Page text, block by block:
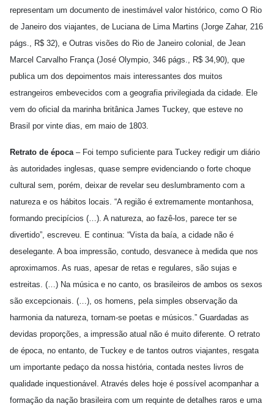
representam um documento de inestimável valor histórico, como O Rio
de Janeiro dos viajantes, de Luciana de Lima Martins (Jorge Zahar, 216
págs., R$ 32), e Outras visões do Rio de Janeiro colonial, de Jean
Marcel Carvalho França (José Olympio, 346 págs., R$ 34,90), que
publica um dos depoimentos mais interessantes dos muitos
estrangeiros embevecidos com a geografia privilegiada da cidade. Ele
vem do oficial da marinha britânica James Tuckey, que esteve no
Brasil por vinte dias, em maio de 1803.
Retrato de época – Foi tempo suficiente para Tuckey redigir um diário
às autoridades inglesas, quase sempre evidenciando o forte choque
cultural sem, porém, deixar de revelar seu deslumbramento com a
natureza e os hábitos locais. “A região é extremamente montanhosa,
formando precipícios (…). A natureza, ao fazê-los, parece ter se
divertido”, escreveu. E continua: “Vista da baía, a cidade não é
deselegante. A boa impressão, contudo, desvanece à medida que nos
aproximamos. As ruas, apesar de retas e regulares, são sujas e
estreitas. (…) Na música e no canto, os brasileiros de ambos os sexos
são excepcionais. (…), os homens, pela simples observação da
harmonia da natureza, tornam-se poetas e músicos.” Guardadas as
devidas proporções, a impressão atual não é muito diferente. O retrato
de época, no entanto, de Tuckey e de tantos outros viajantes, resgata
um importante pedaço da nossa história, contada nestes livros de
qualidade inquestionável. Através deles hoje é possível acompanhar a
formação da nação brasileira com um requinte de detalhes raros e uma